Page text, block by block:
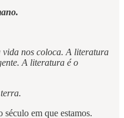
vida nos coloca. A literatura
A literatura é o
século em que estamos.